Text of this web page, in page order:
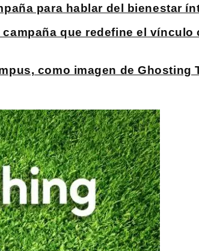
para hablar del bienestar
que redefine el vínculo
como imagen de Ghosting